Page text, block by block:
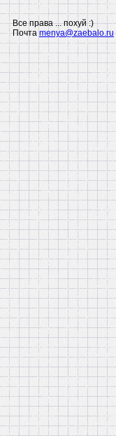
Все права ... похуй :)
Почта menya@zaebalo.ru